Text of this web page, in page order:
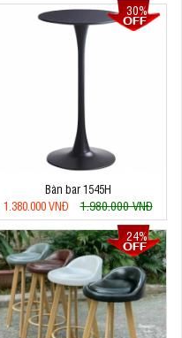
30%
Bàn bar 1545H
1.380.000 VNĐ
1.980.000 VNĐ
24%